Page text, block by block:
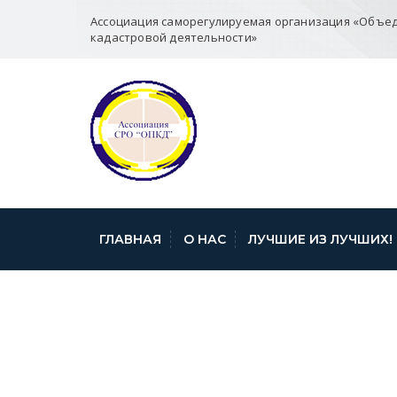
Ассоциация саморегулируемая организация
кадастровой деятельности»
ГЛАВНАЯ О НАС ЛУЧШИЕ ИЗ ЛУЧШИХ!